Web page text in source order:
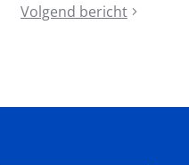
Volgend bericht
Tijdschrift
in